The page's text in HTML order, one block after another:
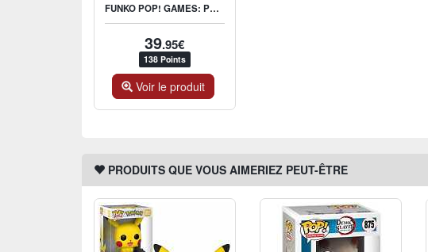
FUNKO POP! GAMES: POKÉMON - PIKACHU 10" SUPER SIZED POP!
39.95€
138 Points
Voir le produit
PRODUITS QUE VOUS AIMERIEZ PEUT-ÊTRE